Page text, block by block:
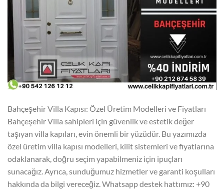
Bahçeşehir Villa Kapısı: Özel Üretim Modelleri ve Fiyatları
Bahçeşehir Villa sahipleri için güvenlik ve estetik değer
taşıyan villa kapıları, evin önemli bir yüzüdür. Bu yazımızda
özel üretim villa kapısı modelleri, kilit sistemleri ve fiyatlarına
odaklanarak, doğru seçim yapabilmeniz için ipuçları
sunacağız. Ayrıca, sunduğumuz hizmetler ve garanti koşulları
hakkında da bilgi vereceğiz. Whatsapp destek hattımız: +90